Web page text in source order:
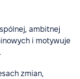
ambitnej
i motywuje
zmian,